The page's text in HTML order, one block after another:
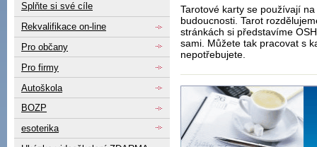
Splňte si své cíle
Rekvalifikace on-line
Pro občany
Pro firmy
Autoškola
BOZP
esoterika
Tarotové karty se používají
budoucnosti. Tarot
stránkách si představíme
sami. Můžete tak pracovat s
nepotřebujete.